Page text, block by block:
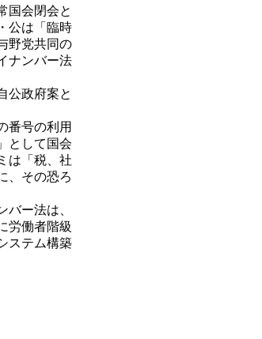
国会閉会と
公は「臨時
野党共同の
ナンバー法
公政府案と
番号の利用
として国会
は「税、社
、その恐ろ
ー法は、
労働者階級
ステム構築